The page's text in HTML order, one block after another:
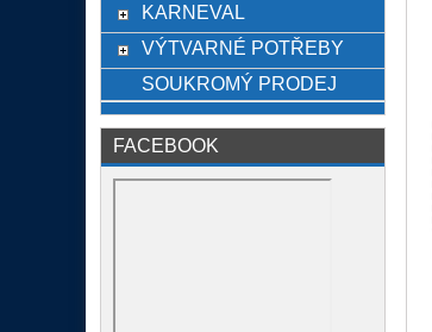
KARNEVAL
VÝTVARNÉ POTŘEBY
SOUKROMÝ PRODEJ
FACEBOOK